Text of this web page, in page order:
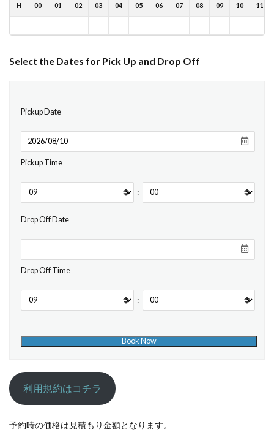
H 00 01 02 03 04 05 06 07 08 09 10 11
Select the Dates for Pick Up and Drop Off
Pickup Date
Pickup Time
:
Drop Off Date
Drop Off Time
:
利用規約はコチラ
予約時の価格は見積もり金額となります。